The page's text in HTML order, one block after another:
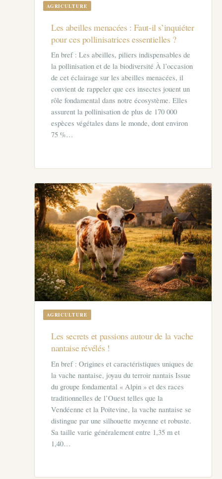
AGRICULTURE
Les abeilles menacées : Faut-il s’inquiéter
pour ces pollinisatrices essentielles ?
En bref : Les abeilles, piliers indispensables de
la pollinisation et de la biodiversité À l’occasion
de cet éclairage sur les abeilles menacées, il
convient de rappeler que ces insectes jouent un
rôle fondamental dans notre écosystème. Elles
assurent la pollinisation de plus de 170 000
espèces végétales dans le monde, dont environ
75 %…
AGRICULTURE
Les secrets et passions autour de la vache
nantaise révélés !
En bref : Origines et caractéristiques uniques de
la vache nantaise, joyau du terroir nantais Issue
du groupe fondamental « Alpin » et des races
traditionnelles de l’Ouest telles que la
Vendéenne et la Poitevine, la vache nantaise se
distingue par une silhouette moyenne et robuste.
Sa taille varie généralement entre 1,35 m et
1,40…